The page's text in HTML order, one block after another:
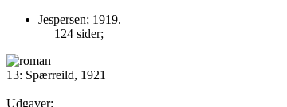
Jespersen; 1919.
124 sider;
13: Spærreild, 1921
Udgaver: